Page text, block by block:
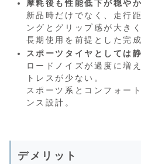
摩耗後も性能低下が穏やか
新品時だけでなく、走行
ングとグリップ感が大き
長期使用を前提とした完
スポーツタイヤとしては
ロードノイズが過度に増
トレスが少ない。
スポーツ系とコンフォー
ンス設計。
デメリット